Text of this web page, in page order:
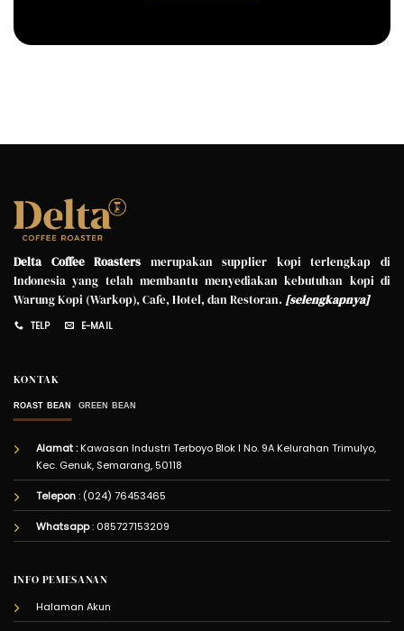
Delta Coffee Roasters merupakan supplier kopi terlengkap di
Indonesia yang telah membantu menyediakan kebutuhan kopi di
Warung Kopi (Warkop), Cafe, Hotel, dan Restoran. [selengkapnya]
TELP E-MAIL
KONTAK
ROAST BEAN GREEN BEAN
Alamat :Kawasan Industri Terboyo Blok I No. 9A Kelurahan Trimulyo,
Kec. Genuk, Semarang, 50118
Telepon: (024) 76453465
Whatsapp: 085727153209
INFO PEMESANAN
Halaman Akun